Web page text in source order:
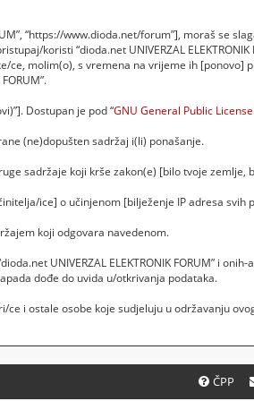
“https://www.dioda.net/forum”], moraš se
koristi “dioda.net UNIVERZAL ELEKTRONIK
ce, molim(o), s vremena na vrijeme ih [ponovo]
Dostupan je pod “GNU General Public
(ne)dopušten sadržaj i(li) ponašanje.
sadržaje koji krše zakon(e) [bilo tvoje zemlje,
ice] o učinjenom [bilježenje IP adresa svih
koji odgovara navedenom.
UNIVERZAL ELEKTRONIK FORUM” i onih-
dođe do uvida u/otkrivanja podataka.
i ostale osobe koje sudjeluju u održavanju
ČPP